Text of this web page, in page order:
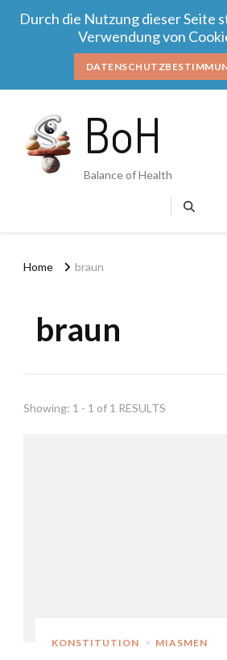
Durch die Nutzung dieser Seite
Verwendung von
BoH
Balance of Health
Home braun
braun
Showing: 1 - 1 of 1 RESULTS
KONSTITUTION MIASMEN